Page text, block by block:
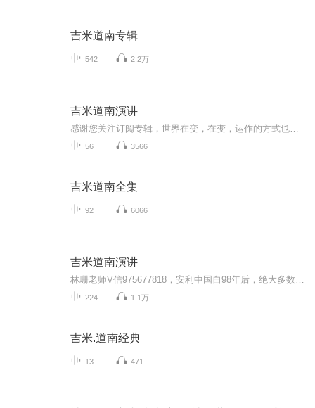
吉米道南专辑
542 2.2万
吉米道南演讲
56 3566
吉米道南全集
92 6066
吉米道南演讲
224 1.1万
吉米.道南经典
13 471